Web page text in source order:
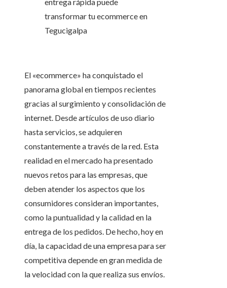
El «ecommerce» ha conquistado el
panorama global en tiempos recientes
gracias al surgimiento y consolidación de
internet. Desde artículos de uso diario
hasta servicios, se adquieren
constantemente a través de la red. Esta
realidad en el mercado ha presentado
nuevos retos para las empresas, que
deben atender los aspectos que los
consumidores consideran importantes,
como la puntualidad y la calidad en la
entrega de los pedidos. De hecho, hoy en
día, la capacidad de una empresa para ser
competitiva depende en gran medida de
la velocidad con la que realiza sus envíos.